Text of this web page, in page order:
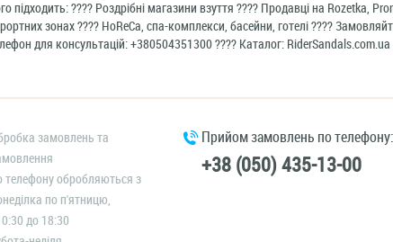
підходить: ???? Роздрібні магазини взуття ???? Продавці на Rozetka,
зонах ???? HoReCa, спа-комплекси, басейни, готелі ????
для консультацій: +380504351300 ???? Каталог: RiderSandals.com.ua
замовлень та
телефону обробляються з
по п'ятницю,
до 18:30
Прийом замовлень по телефону:
+38 (050) 435-13-00